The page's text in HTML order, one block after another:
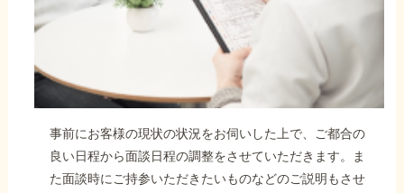
事前にお客様の現状の状況をお伺いした上で、ご都合の
良い日程から面談日程の調整をさせていただきます。ま
た面談時にご持参いただきたいものなどのご説明もさせ